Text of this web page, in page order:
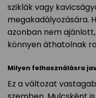
sziklák vagy
megakadályozására.
azonban nem
könnyen áthatolnak
Milyen felhasználásra
Ez a változat